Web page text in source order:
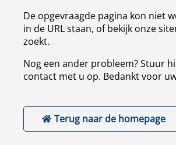
De opgevraagde pagina kon niet
in de URL staan, of bekijk onze
zoekt.
Nog een ander probleem? Stuur
contact met u op. Bedankt voor
Terug naar de homepage